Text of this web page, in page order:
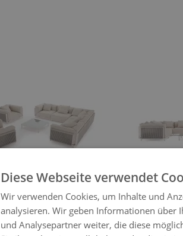
Vellore
Diese Webseite verwendet
Wir verwenden Cookies, um Inhalte und
analysieren. Wir geben Informationen über
und Analysepartner weiter, die diese